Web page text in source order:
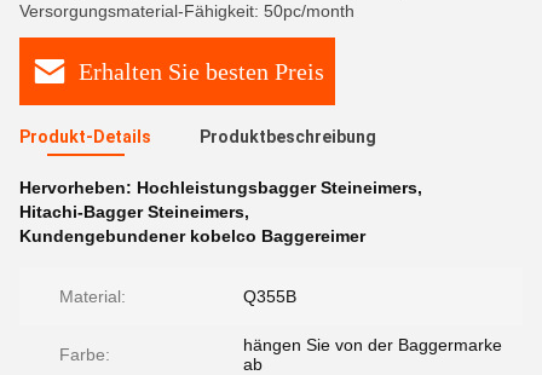
Versorgungsmaterial-Fähigkeit: 50pc/month
Erhalten Sie besten Preis
Produkt-Details Produktbeschreibung
Hervorheben: Hochleistungsbagger Steineimers,
Hitachi-Bagger Steineimers,
Kundengebundener kobelco Baggereimer
Material: Q355B
Farbe:
hängen Sie von der Baggermarke
ab